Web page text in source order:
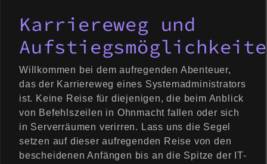
Karriereweg und
Willkommen bei dem aufregenden Abenteuer,
das der Karriereweg eines Systemadministrators
ist. Keine Reise für diejenigen, die beim Anblick
von Befehlszeilen in Ohnmacht fallen oder sich
in Serverräumen verirren. Lass uns die Segel
setzen auf dieser aufregenden Reise von den
bescheidenen Anfängen bis an die Spitze der IT-